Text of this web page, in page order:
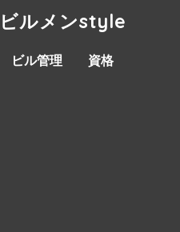
ビルメンstyle
ビル管理 資格